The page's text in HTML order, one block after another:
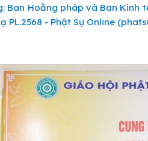
Ban Hoằng pháp và Ban Kinh
PL.2568 - Phật Sự Online